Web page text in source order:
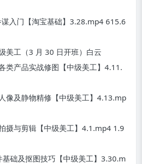
入门【淘宝基础】3.28.mp4 615.6
美工（3 月 30 日开班）白云
产品实战修图【中级美工】4.11.
及静物精修【中级美工】4.13.mp
与剪辑【中级美工】4.1.mp4 1.9
础及抠图技巧【中级美工】3.30.m